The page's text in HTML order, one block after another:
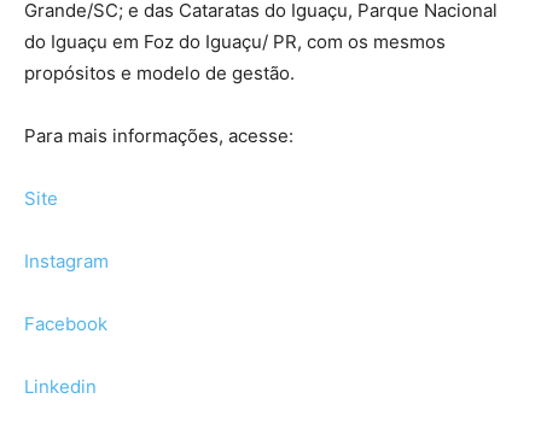
Grande/SC; e das Cataratas do Iguaçu, Parque Nacional
do Iguaçu em Foz do Iguaçu/ PR, com os mesmos
propósitos e modelo de gestão.
Para mais informações, acesse:
Site
Instagram
Facebook
Linkedin